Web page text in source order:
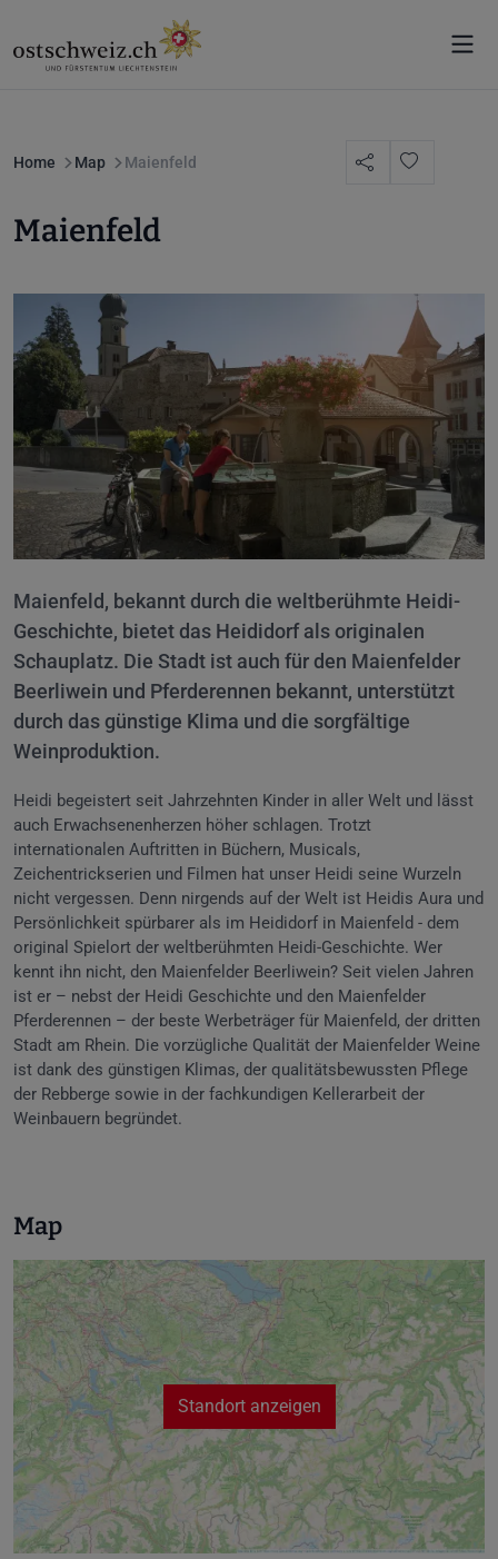
Home Map Maienfeld
Maienfeld
Maienfeld, bekannt durch die weltberühmte Heidi-
Geschichte, bietet das Heididorf als originalen
Schauplatz. Die Stadt ist auch für den Maienfelder
Beerliwein und Pferderennen bekannt, unterstützt
durch das günstige Klima und die sorgfältige
Weinproduktion.
Heidi begeistert seit Jahrzehnten Kinder in aller Welt und lässt
auch Erwachsenenherzen höher schlagen. Trotzt
internationalen Auftritten in Büchern, Musicals,
Zeichentrickserien und Filmen hat unser Heidi seine Wurzeln
nicht vergessen. Denn nirgends auf der Welt ist Heidis Aura und
Persönlichkeit spürbarer als im Heididorf in Maienfeld - dem
original Spielort der weltberühmten Heidi-Geschichte. Wer
kennt ihn nicht, den Maienfelder Beerliwein? Seit vielen Jahren
ist er – nebst der Heidi Geschichte und den Maienfelder
Pferderennen – der beste Werbeträger für Maienfeld, der dritten
Stadt am Rhein. Die vorzügliche Qualität der Maienfelder Weine
ist dank des günstigen Klimas, der qualitätsbewussten Pflege
der Rebberge sowie in der fachkundigen Kellerarbeit der
Weinbauern begründet.
Map
Standort anzeigen